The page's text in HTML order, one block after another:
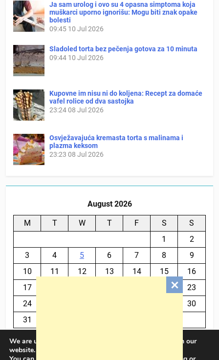
Ja sam urolog i ovo su 4 opasna simptoma koja
muškarci uporno ignorišu: Mogu biti znak opake
bolesti
09:45 10 Jul 2026
Sladoled torta bez pečenja gotova za 10 minuta
09:44 10 Jul 2026
Kupovne im nisu ni do koljena: Recept za domaće
vafel rolice od dva sastojka
23:2408 Jul 2026
Osvježavajuća kremasta torta s malinama i
plazma keksom
23:23 08 Jul 2026
August 2026
M T W T F S
S
1
2
3
4 5 6 7 8
9
10
11 12 13 14 15
16
17
23
24
30
31
We are using cookies to give you the best experience on our
website.